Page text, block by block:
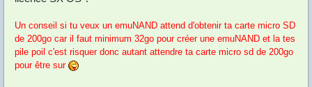
Un conseil si tu veux un emuNAND attend d'obtenir ta carte micro SD
de 200go car il faut minimum 32go pour créer une emuNAND et la tes
pile poil c'est risquer donc autant attendre ta carte micro sd de 200go
pour être sur